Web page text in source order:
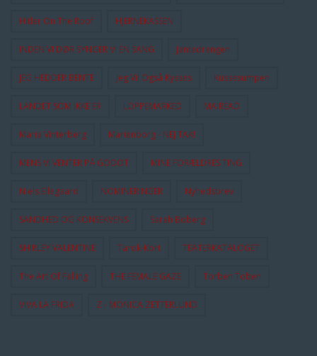
Hitler On The Roof HJERNEKASSEN
INDEN VI DØR SYNGER VI EN SANG Jantedrengen
JEG HEDDER BENTE Jeg Vil Også Kysses Kussesumpen
LANDET SOM IKKE ER LOPPEMARKED MAIREAD
Maria Vinterberg Marienborg - NEJ TAK!
MENS VI VENTER PÅ GODOT MINE FORÆLDRES TING
Niels Ellegaard NOMINERINGER Nyhedsbrev
SANDHED OG KONSEKVENS Sarah Boberg
SHIRLEY VALENTINE Tarok-Kort TEATERKATALOGET
The Art Of Falling THE FEMALE GAZE Torben Toben
VIVA LA FRIDA Z - MONICA ZETTERLUND